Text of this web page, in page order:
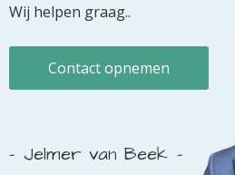
Wij helpen graag..
Contact opnemen
Jelmer van Beek